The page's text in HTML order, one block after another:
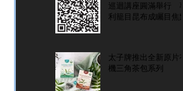
巡迴講座圓滿舉行 專
利籠目昆布成矚目焦點
太子牌推出全新原片有
機三角茶包系列